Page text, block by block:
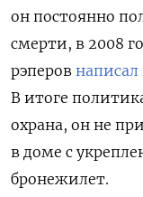
он постоянно
смерти, в 2008
рэперов написал
В итоге
охрана, он не
в доме с
бронежилет.